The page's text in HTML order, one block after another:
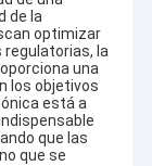
de la
optimizar
regulatorias, la
una
los objetivos
está a
que las
que se
integrales de
ultrasónica,